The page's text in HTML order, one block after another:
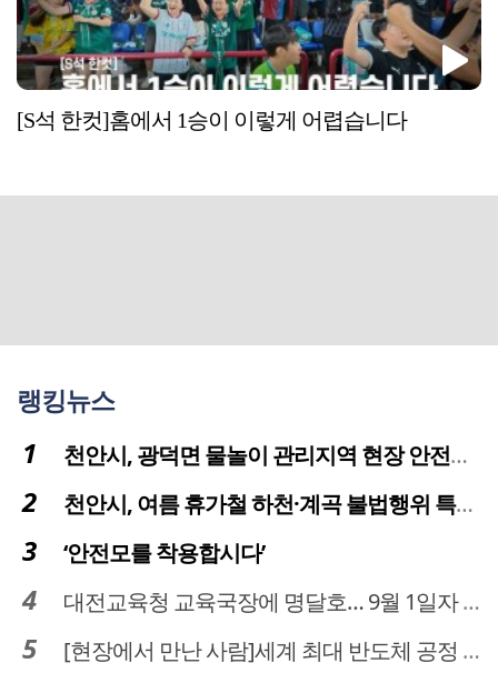
[S석 한컷]홈에서 1승이 이렇게 어렵습니다
랭킹뉴스
천안시, 광덕면 물놀이 관리지역 현장 안전점검 실시
천안시, 여름 휴가철 하천·계곡 불법행위 특별단속
‘안전모를 착용합시다’
대전교육청 교육국장에 명달호… 9월 1일자 181명 인사
[현장에서 만난 사람]세계 최대 반도체 공정 장비 제조 기업 ASML 한종호 매니저